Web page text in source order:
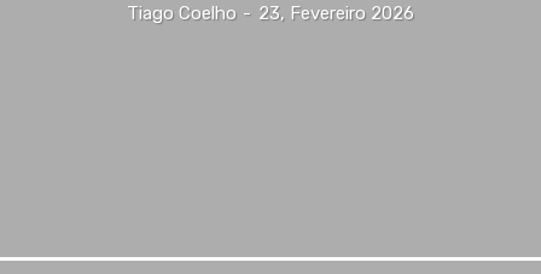
Tiago Coelho - 23, Fevereiro 2026